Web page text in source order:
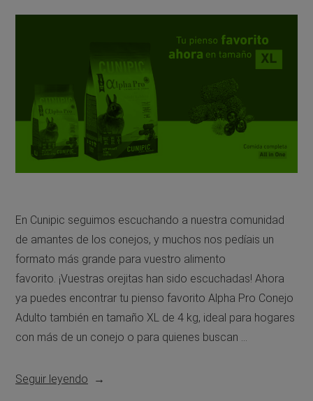
En Cunipic seguimos escuchando a nuestra comunidad
de amantes de los conejos, y muchos nos pedíais un
formato más grande para vuestro alimento
favorito. ¡Vuestras orejitas han sido escuchadas! Ahora
ya puedes encontrar tu pienso favorito Alpha Pro Conejo
Adulto también en tamaño XL de 4 kg, ideal para hogares
con más de un conejo o para quienes buscan …
Seguir leyendo